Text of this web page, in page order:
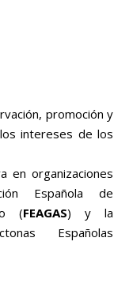
promoción y
intereses de los
en organizaciones
Española de
(FEAGAS) y la
Españolas